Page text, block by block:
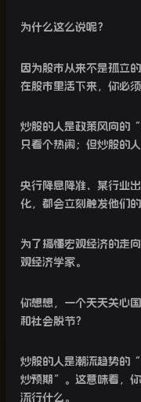
为什么这么说呢？
因为股市从来不是孤立
在股市里活下来，你必
炒股的人是政策风向的
只看个热闹；但炒股的
央行降息降准、某行业
化，都会立刻触发他们的
为了搞懂宏观经济的走
观经济学家。
你想想，一个天天关心
和社会脱节？
炒股的人是潮流趋势的
炒预期”。这意味着，
流行什么。